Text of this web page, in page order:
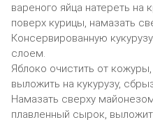
вареного яйца натереть на
поверх курицы, намазать
Консервированную
слоем.
Яблоко очистить от кожуры,
выложить на кукурузу,
Намазать сверху
плавленный сырок,